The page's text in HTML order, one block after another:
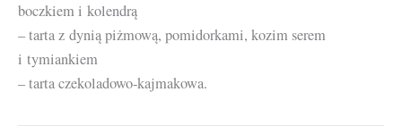
boczkiem i kolendrą
– tarta z dynią piżmową, pomidorkami, kozim serem
i tymiankiem
– tarta czekoladowo-kajmakowa.